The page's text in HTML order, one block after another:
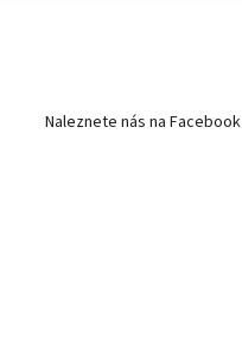
Naleznete nás na Facebook